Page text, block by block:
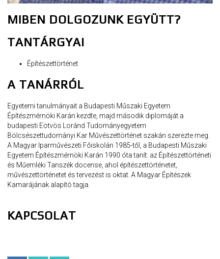
MIBEN DOLGOZUNK EGYÜTT?
TANTÁRGYAI
Építészettörténet
A TANÁRRÓL
Egyetemi tanulmányait a Budapesti Műszaki Egyetem
Építészmérnöki Karán kezdte, majd második diplomáját a
budapesti Eötvös Loránd Tudományegyetem
Bölcsészettudományi Kar Művészettörténet szakán szerezte meg.
A Magyar Iparművészeti Főiskolán 1985-től, a Budapesti Műszaki
Egyetem Építészmérnöki Karán 1990 óta tanít: az Építészettörténeti
és Műemléki Tanszék docense, ahol építészettörténetet,
művészettörténetet és tervezést is oktat. A Magyar Építészek
Kamarájának alapító tagja.
KAPCSOLAT